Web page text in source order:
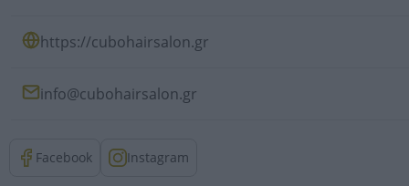
https://cubohairsalon.gr
info@cubohairsalon.gr
Facebook Instagram